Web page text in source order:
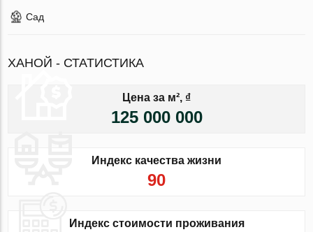
Сад
ХАНОЙ - СТАТИСТИКА
Цена за м², ₫
125 000 000
Индекс качества жизни
90
Индекс стоимости проживания